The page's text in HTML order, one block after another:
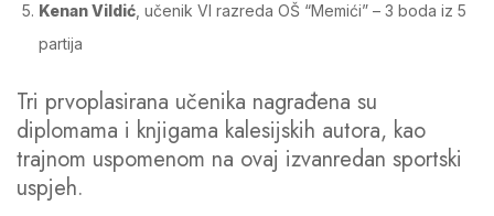
Kenan Vildić , učenik VI razreda OŠ “Memići” – 3 boda iz 5
partija
Tri prvoplasirana učenika nagrađena su
diplomama i knjigama kalesijskih autora, kao
trajnom uspomenom na ovaj izvanredan sportski
uspjeh.